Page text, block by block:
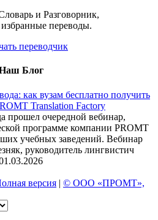
и Разговорник,
переводы.
Блог
как вузам бесплатно получить
Translation Factory
прошел очередной вебинар,
программе компании PROMT
учебных заведений. Вебинар
руководитель лингвистич
версия | © ООО «ПРОМТ»,